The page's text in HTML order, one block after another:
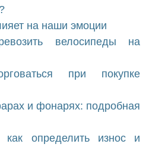
на наши эмоции
велосипеды на
при покупке
и фонарях: подробная
как определить износ и